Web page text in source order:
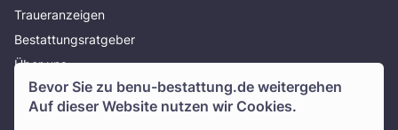
Bevor Sie zu benu-bestattung.de weitergehen
Auf dieser Website nutzen wir Cookies.
Traueranzeigen
Bestattungsratgeber
Über uns
Presse
AGB